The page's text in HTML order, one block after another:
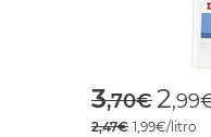
Price
3,70€to
2
2,47€ 1,99€/litro